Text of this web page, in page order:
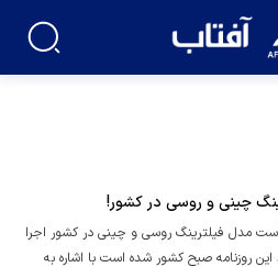
چینی و روسی در کشور!
است مدل فیلترینگ روسی و چینی در کشور اجرا
روزنامه صبح کشور شده است با اشاره به